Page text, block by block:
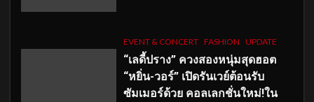
EVENT & CONCERT FASHION UPDATE
“เลดี้ปราง” ควงสองหนุ่มสุดฮอต
“หยิ่น-วอร์” เปิดรันเวย์ต้อนรับ
ซัมเมอร์ด้วย คอลเลกชั่นใหม่!ใน